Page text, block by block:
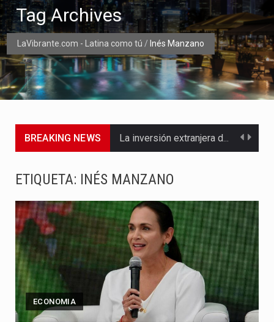
LaVibrante.com - Latina como tú / Inés Manzano
Tag Archives
BREAKING NEWS La inversión extranjera directa en Colombia comenzó a dar señales…
La Alcaldía de Barranquilla puso en marcha un amplio plan…
Si eres un trader que prefiere lidiar con condiciones de…
Saber cómo borrar el historial de operaciones en MT4 es…
ETIQUETA: INÉS MANZANO
ECONOMIA